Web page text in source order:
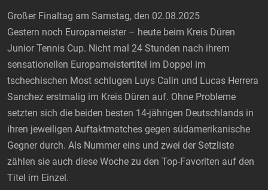
Großer Finaltag am Samstag, den 02.08.2025
Gestern noch Europameister – heute beim Kreis Düren
Junior Tennis Cup. Nicht mal 24 Stunden nach ihrem
sensationellen Europameistertitel im Doppel im
tschechischen Most schlugen Luys Calin und Lucas Herrera
Sanchez erstmalig im Kreis Düren auf. Ohne Probleme
setzten sich die beiden besten 14-jährigen Deutschlands in
ihren jeweiligen Auftaktmatches gegen südamerikanische
Gegner durch. Als Nummer eins und zwei der Setzliste
zählen sie auch diese Woche zu den Top-Favoriten auf den
Titel im Einzel.